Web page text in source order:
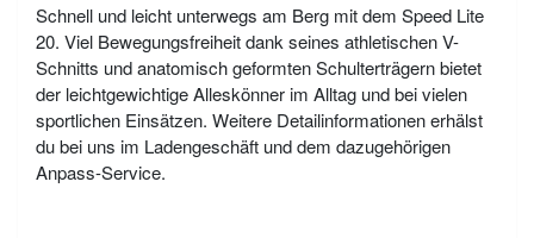
Schnell und leicht unterwegs am Berg mit dem Speed Lite
20. Viel Bewegungsfreiheit dank seines athletischen V-
Schnitts und anatomisch geformten Schulterträgern bietet
der leichtgewichtige Alleskönner im Alltag und bei vielen
sportlichen Einsätzen. Weitere Detailinformationen erhälst
du bei uns im Ladengeschäft und dem dazugehörigen
Anpass-Service.